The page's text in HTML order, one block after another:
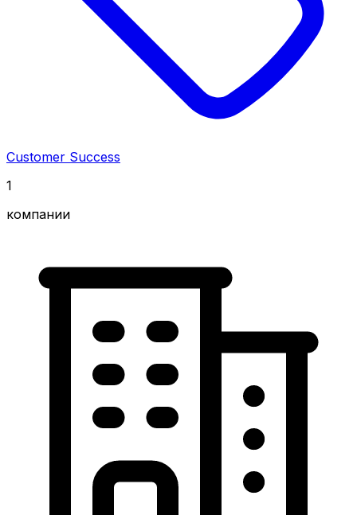
Customer Success
1
компании